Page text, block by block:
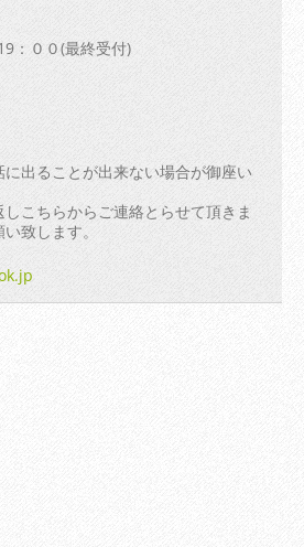
：００(最終受付)
に出ることが出来ない場合が御座い
こちらからご連絡とらせて頂きま
致します。
jp